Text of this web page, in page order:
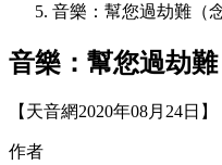
音樂：幫您過劫難（
音樂：幫您過劫難
【天音網2020年08月24日】
作者